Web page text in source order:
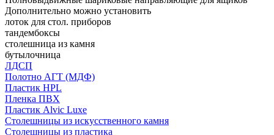
Дополнительно можно установить
лоток для стол. приборов
тандембоксы
столешница из камня
бутылочница
ЛДСП
Полотно АГТ (МДФ)
Пластик HPL
Пленка ПВХ
Пластик Alvic Luxe
Столешницы из искусственного камня
Столешницы из пластика